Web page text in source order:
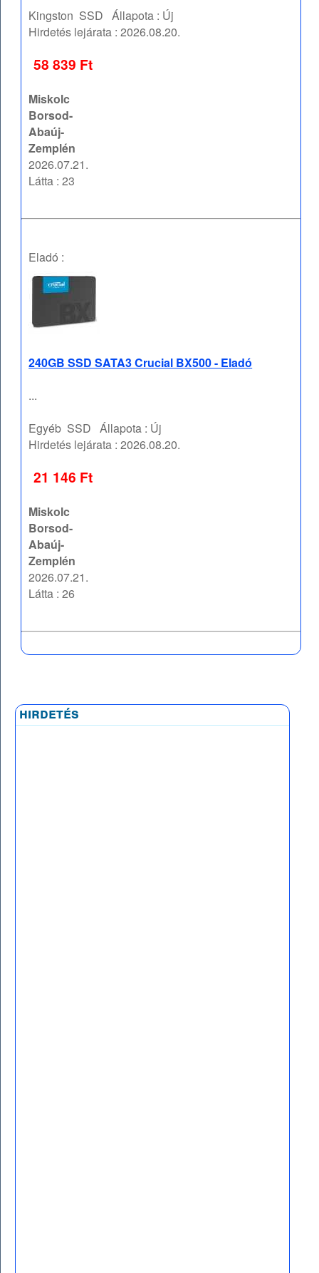
Kingston SSD Állapota : Új
Hirdetés lejárata :2026.08.20.
58 839 Ft
Miskolc
Borsod-
Abaúj-
Zemplén
2026.07.21.
Látta : 23
Eladó :
240GB SSD SATA3 Crucial BX500 - Eladó
...
Egyéb SSD Állapota : Új
Hirdetés lejárata :2026.08.20.
21 146 Ft
Miskolc
Borsod-
Abaúj-
Zemplén
2026.07.21.
Látta : 26
hirdetés